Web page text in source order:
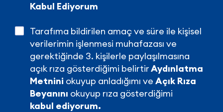
Kabul Ediyorum
Tarafıma bildirilen amaç ve süre ile kişisel
verilerimin işlenmesi muhafazası ve
gerektiğinde 3. kişilerle paylaşılmasına
açık rıza gösterdiğimi belirtirAydınlatma
Metnini okuyup anladığımı ve Açık Rıza
Beyanını okuyup rıza gösterdiğimi
kabul ediyorum.